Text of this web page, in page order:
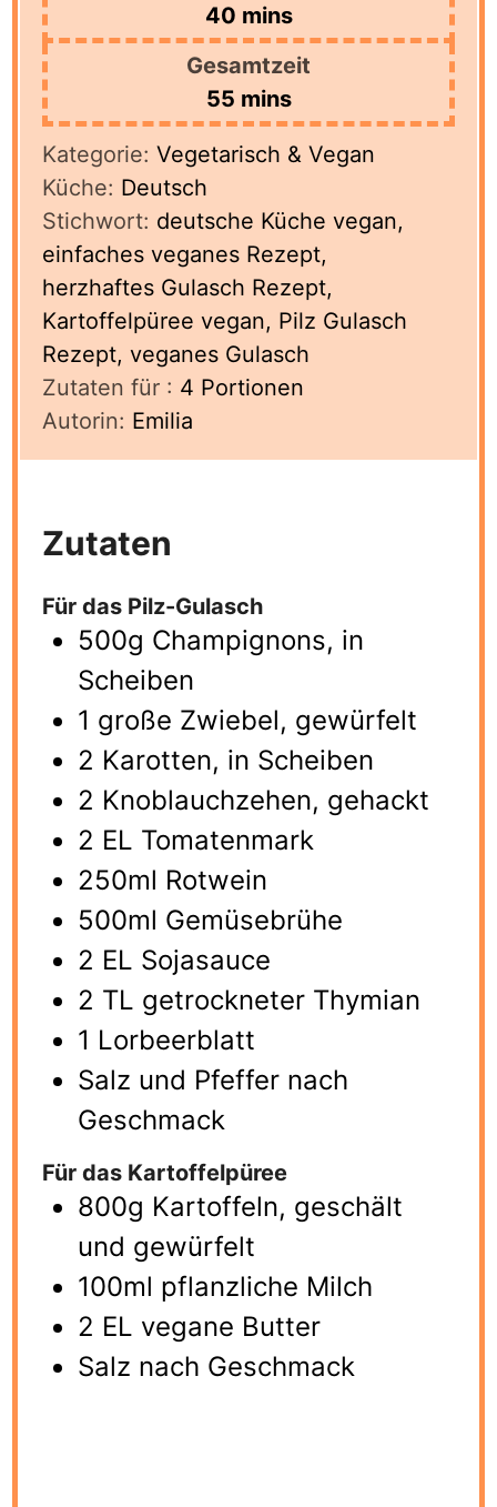
40minutes
mins
Gesamtzeit
55minutes
mins
Kategorie:Vegetarisch & Vegan
Küche: Deutsch
Stichwort: deutsche Küche vegan,
einfaches veganes Rezept,
herzhaftes Gulasch Rezept,
Kartoffelpüree vegan, Pilz Gulasch
Rezept, veganes Gulasch
Zutaten für : 4 Portionen
Autorin: Emilia
Zutaten
Für das Pilz-Gulasch
500g Champignons, in
Scheiben
1 große Zwiebel, gewürfelt
2 Karotten, in Scheiben
2 Knoblauchzehen, gehackt
2 EL Tomatenmark
250ml Rotwein
500ml Gemüsebrühe
2 EL Sojasauce
2 TL getrockneter Thymian
1 Lorbeerblatt
Salz und Pfeffer nach
Geschmack
Für das Kartoffelpüree
800g Kartoffeln, geschält
und gewürfelt
100ml pflanzliche Milch
2 EL vegane Butter
Salz nach Geschmack